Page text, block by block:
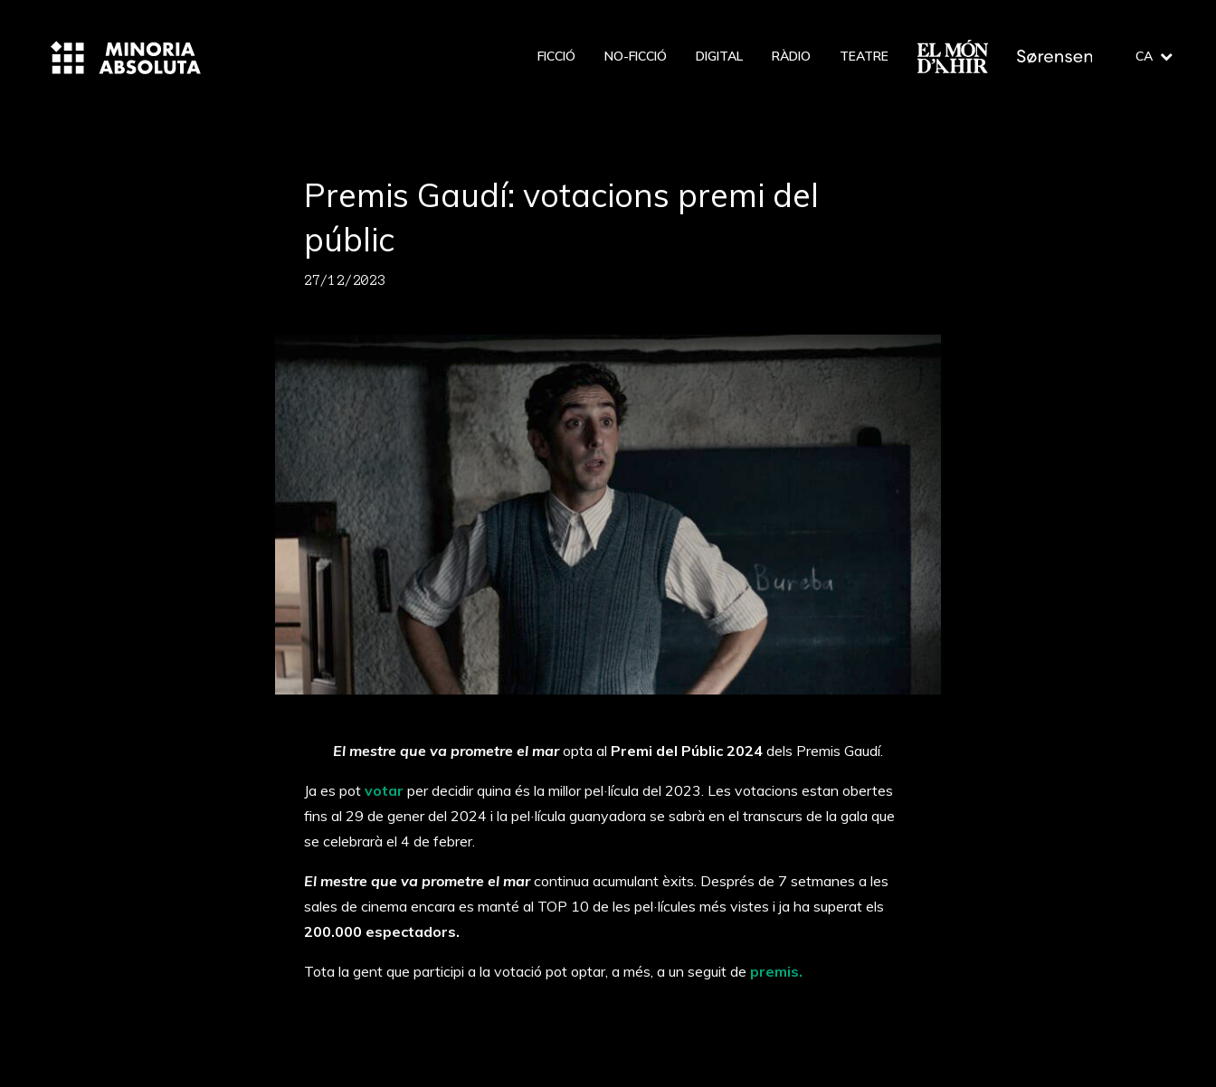
FICCIÓ NO-FICCIÓ DIGITAL RÀDIO TEATRE CA
Premis Gaudí: votacions premi del
públic
27/12/2023
El mestre que va prometre el maropta al Premi del Públic 2024 dels Premis Gaudí.
Ja es pot votar per decidir quina és la millor pel·lícula del 2023. Les votacions estan obertes
fins al 29 de gener del 2024 i la pel·lícula guanyadora se sabrà en el transcurs de la gala que
se celebrarà el 4 de febrer.
El mestre que va prometre el marcontinua acumulant èxits. Després de 7 setmanes a les
sales de cinema encara es manté al TOP 10 de les pel·lícules més vistes i ja ha superat els
200.000 espectadors.
Tota la gent que participi a la votació pot optar, a més, a un seguit de premis.